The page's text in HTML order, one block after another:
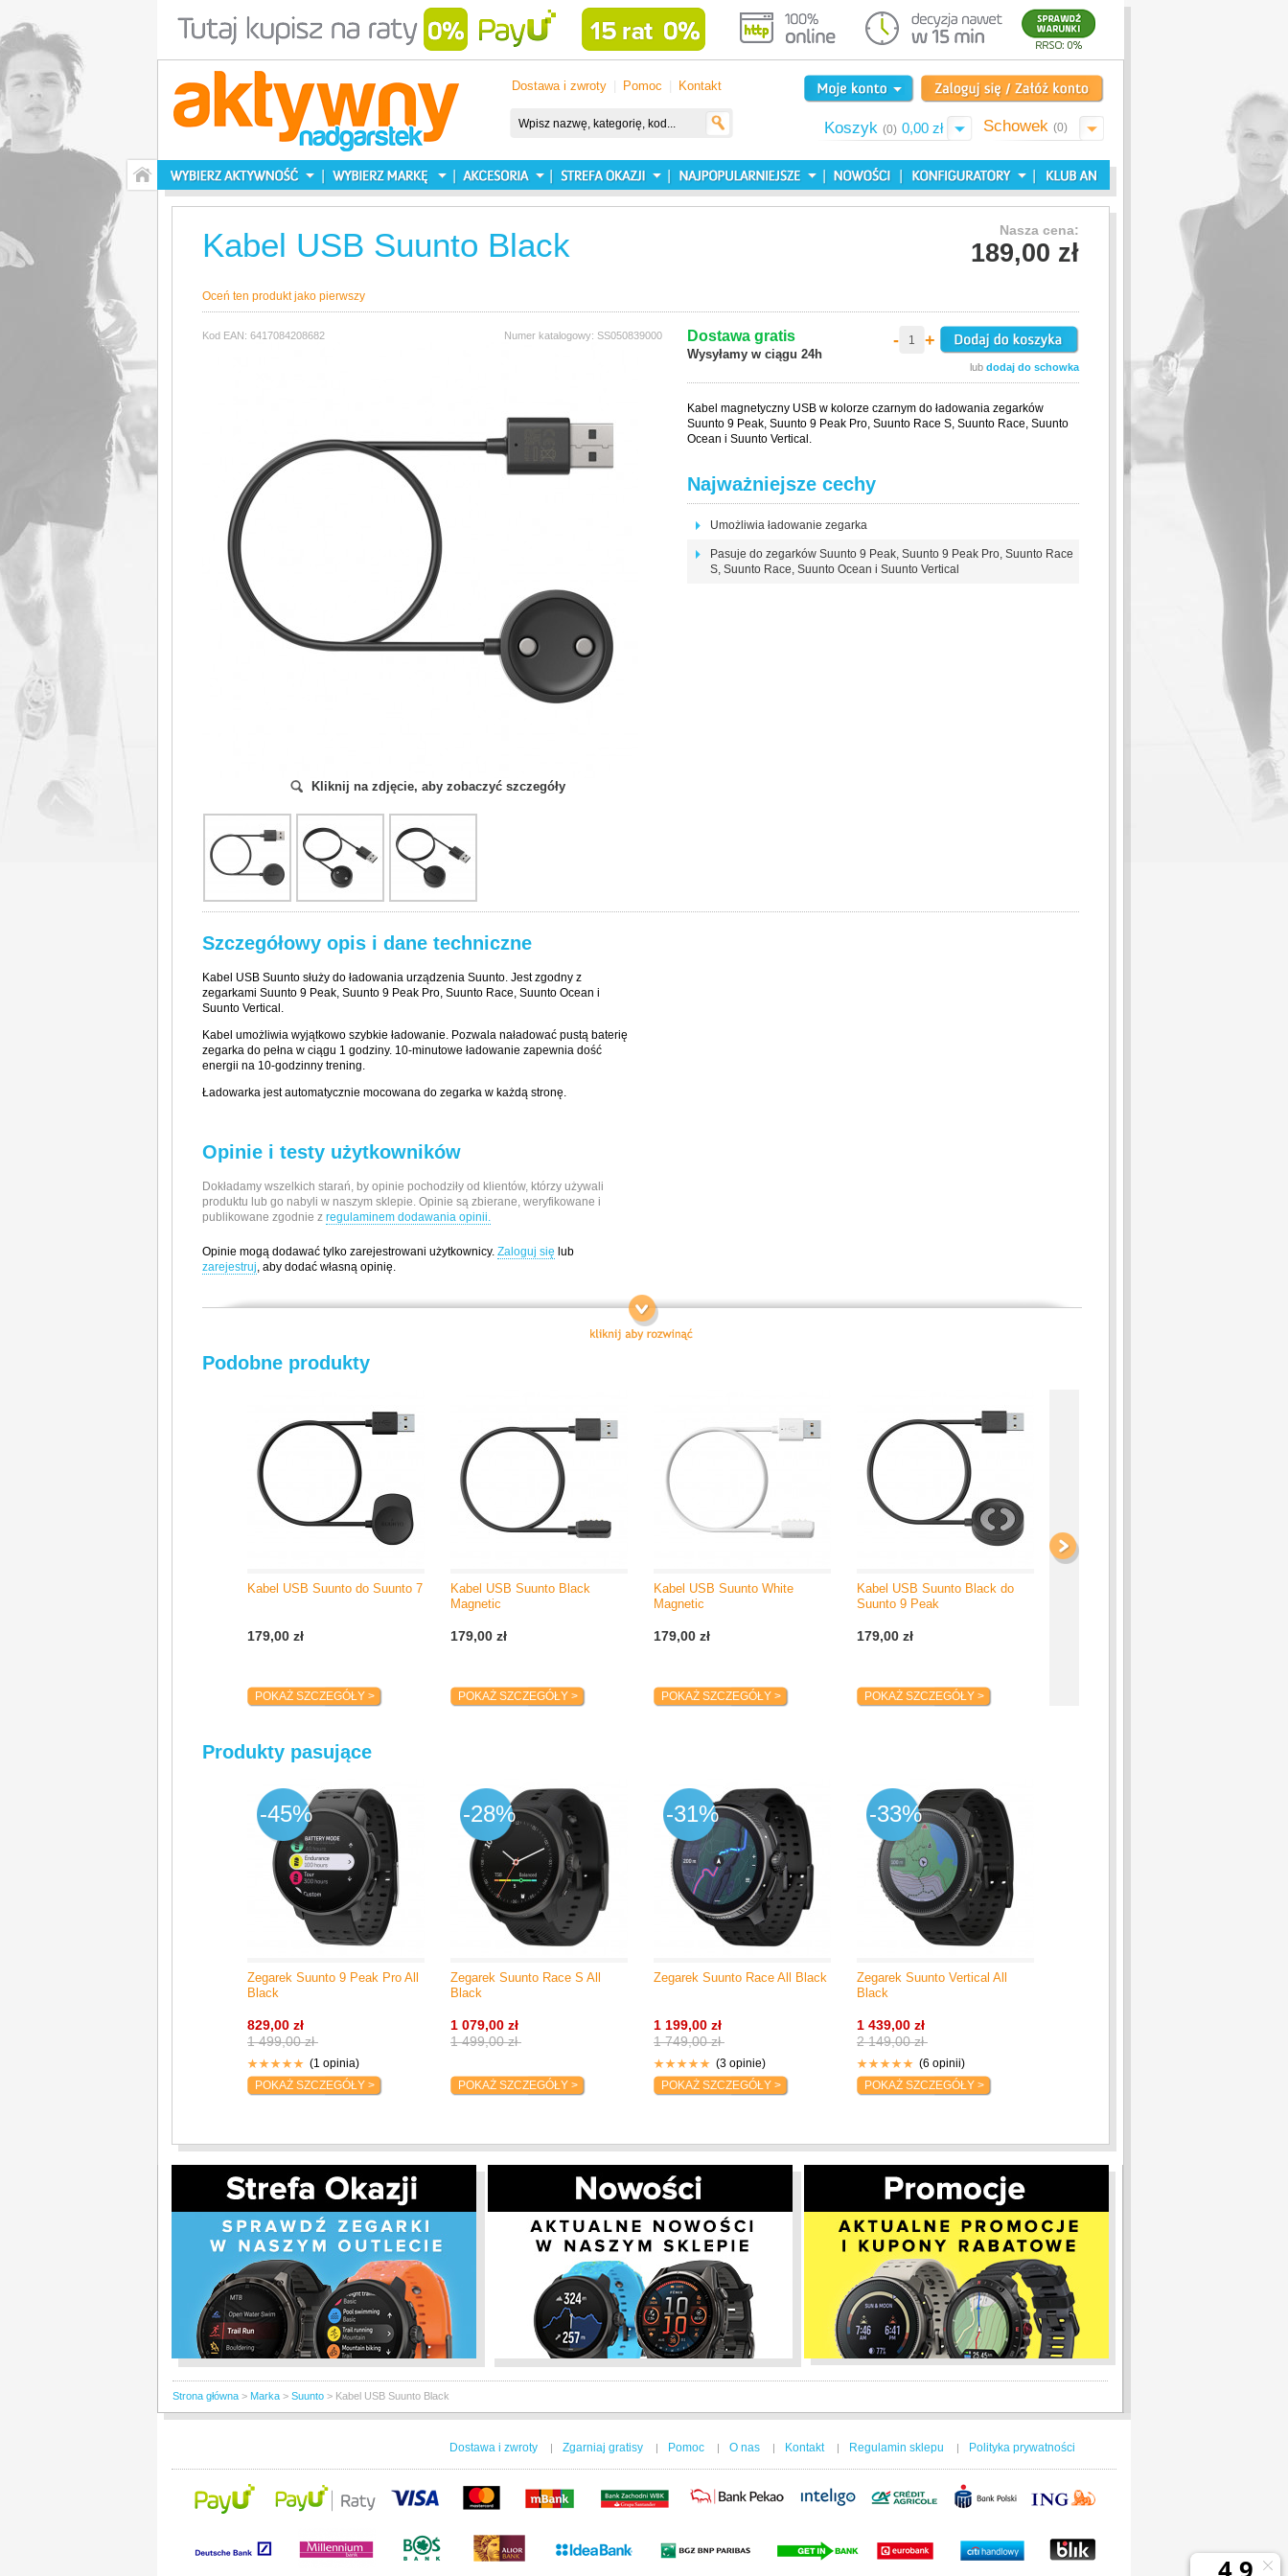
Dostawa i zwroty Pomoc Kontakt
Koszyk (0) 0,00 zł Schowek (0)
Nasza cena:
189,00 zł
Kabel USB Suunto Black
Oceń ten produkt jako pierwszy
Dostawa gratis
Wysyłamy w ciągu 24h
- +
lub dodaj do schowka
Kabel magnetyczny USB w kolorze czarnym do ładowania zegarków
Suunto 9 Peak, Suunto 9 Peak Pro, Suunto Race S, Suunto Race, Suunto
Ocean i Suunto Vertical.
Najważniejsze cechy
Umożliwia ładowanie zegarka
Pasuje do zegarków Suunto 9 Peak, Suunto 9 Peak Pro, Suunto Race
S, Suunto Race, Suunto Ocean i Suunto Vertical
Kod EAN: 6417084208682 Numer katalogowy: SS050839000
Kliknij na zdjęcie, aby zobaczyć szczegóły
Szczegółowy opis i dane techniczne
Kabel USB Suunto służy do ładowania urządzenia Suunto. Jest zgodny z
zegarkami Suunto 9 Peak, Suunto 9 Peak Pro, Suunto Race, Suunto Ocean i
Suunto Vertical.
Kabel umożliwia wyjątkowo szybkie ładowanie. Pozwala naładować pustą baterię
zegarka do pełna w ciągu 1 godziny. 10-minutowe ładowanie zapewnia dość
energii na 10-godzinny trening.
Ładowarka jest automatycznie mocowana do zegarka w każdą stronę.
Opinie i testy użytkowników
Dokładamy wszelkich starań, by opinie pochodziły od klientów, którzy używali
produktu lub go nabyli w naszym sklepie. Opinie są zbierane, weryfikowane i
publikowane zgodnie z regulaminem dodawania opinii.
Opinie mogą dodawać tylko zarejestrowani użytkownicy. Zaloguj się lub
zarejestruj, aby dodać własną opinię.
Producent / Importer
Tammiston Kauppatie 7A
Podobne produkty
Kabel USB Suunto do Suunto 7
179,00 zł
POKAŻ SZCZEGÓŁY >
Kabel USB Suunto Black
Magnetic
179,00 zł
POKAŻ SZCZEGÓŁY >
Kabel USB Suunto White
Magnetic
179,00 zł
POKAŻ SZCZEGÓŁY >
Kabel USB Suunto Black do
Suunto 9 Peak
179,00 zł
POKAŻ SZCZEGÓŁY >
Produkty pasujące
Zegarek Suunto 9 Peak Pro All
Black
829,00 zł
1 499,00 zł
-45%
(1 opinia)
POKAŻ SZCZEGÓŁY >
Zegarek Suunto Race S All
Black
1 079,00 zł
1 499,00 zł
-28%
POKAŻ SZCZEGÓŁY >
Zegarek Suunto Race All Black
1 199,00 zł
1 749,00 zł
-31%
(3 opinie)
POKAŻ SZCZEGÓŁY >
Zegarek Suunto Vertical All
Black
1 439,00 zł
2 149,00 zł
-33%
(6 opinii)
POKAŻ SZCZEGÓŁY >
Strona główna > Marka > Suunto > Kabel USB Suunto Black
Dostawa i zwroty | Zgarniaj gratisy | Pomoc | O nas | Kontakt | Regulamin sklepu | Polityka prywatności